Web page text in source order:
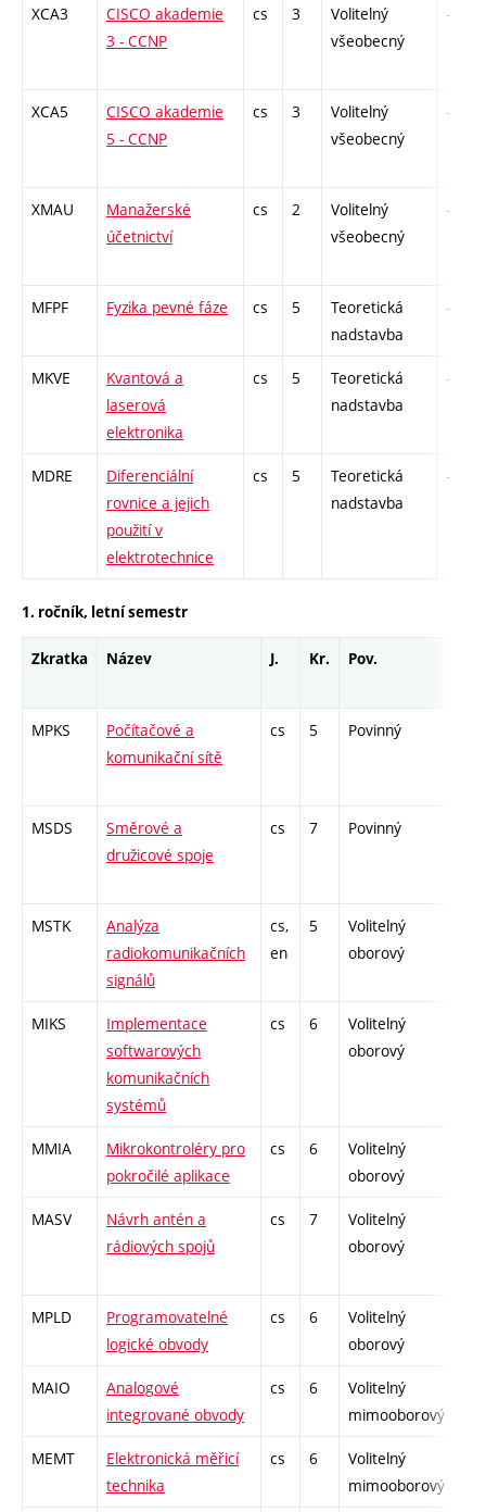
XCA3
CISCO akademie
3 - CCNP
cs 3
Volitelný
všeobecný
-
XCA5
CISCO akademie
5 - CCNP
cs 3
Volitelný
všeobecný
-
XMAU
Manažerské
účetnictví
cs 2
Volitelný
všeobecný
-
MFPF Fyzika pevné fáze cs 5
Teoretická
nadstavba
-
MKVE
Kvantová a
laserová
elektronika
cs 5
Teoretická
nadstavba
-
MDRE
Diferenciální
rovnice a jejich
použití v
elektrotechnice
cs 5
Teoretická
nadstavba
-
1. ročník, letní semestr
Zkratka Název J. Kr. Pov.
MPKS
Počítačové a
komunikační sítě
cs 5 Povinný
MSDS
Směrové a
družicové spoje
cs 7 Povinný
MSTK
Analýza
radiokomunikačních
signálů
cs,
en
5
Volitelný
oborový
MIKS
Implementace
softwarových
komunikačních
systémů
cs 6
Volitelný
oborový
MMIA
Mikrokontroléry pro
pokročilé aplikace
cs 6
Volitelný
oborový
MASV
Návrh antén a
rádiových spojů
cs 7
Volitelný
oborový
MPLD
Programovatelné
logické obvody
cs 6
Volitelný
oborový
MAIO
Analogové
integrované obvody
cs 6
Volitelný
mimooborový
MEMT
Elektronická měřicí
technika
cs 6
Volitelný
mimooborový